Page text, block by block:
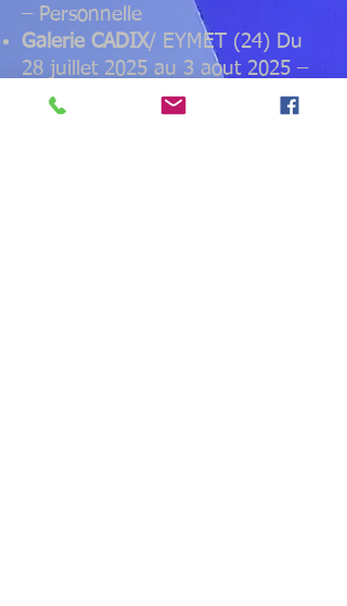
– Personnelle
Galerie CADIX/ EYMET (24) Du
28 juillet 2025 au 3 aout 2025 –
Personnelle